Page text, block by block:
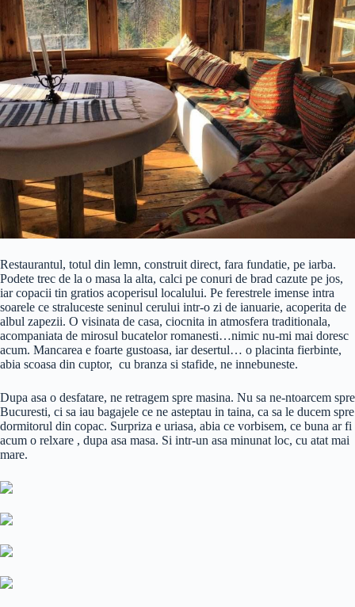
Restaurantul, totul din lemn, construit direct, fara fundatie, pe iarba.
Podete trec de la o masa la alta, calci pe conuri de brad cazute pe jos,
iar copacii tin gratios acoperisul localului. Pe ferestrele imense intra
soarele ce straluceste seninul cerului intr-o zi de ianuarie, acoperita de
albul zapezii. O visinata de casa, ciocnita in atmosfera traditionala,
acompaniata de mirosul bucatelor romanesti…nimic nu-mi mai doresc
acum. Mancarea e foarte gustoasa, iar desertul… o placinta fierbinte,
abia scoasa din cuptor, cu branza si stafide, ne innebuneste.
Dupa asa o desfatare, ne retragem spre masina. Nu sa ne-ntoarcem spre
Bucuresti, ci sa iau bagajele ce ne asteptau in taina, ca sa le ducem spre
dormitorul din copac. Surpriza e uriasa, abia ce vorbisem, ce buna ar fi
acum o relxare , dupa asa masa. Si intr-un asa minunat loc, cu atat mai
mare.